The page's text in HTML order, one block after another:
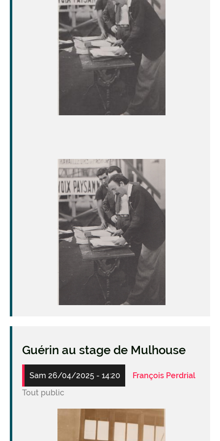
Image
Guérin au stage de Mulhouse
Sam 26/04/2025 - 14:20
François Perdrial
Tout public